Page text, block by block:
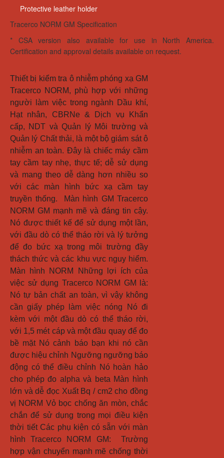
Protective leather holder
Tracerco NORM GM Specification
* CSA version also available for use in North America.
Certification and approval details available on request.
Thiết bị kiểm tra ô nhiễm phóng xạ GM
Tracerco NORM, phù hợp với những
người làm việc trong ngành Dầu khí,
Hạt nhân, CBRNe & Dịch vụ Khẩn
cấp, NDT và Quản lý Môi trường và
Quản lý Chất thải, là một bộ giám sát ô
nhiễm an toàn. Đây là chiếc máy cầm
tay cầm tay nhẹ, thực tế; dễ sử dụng
và mang theo dễ dàng hơn nhiều so
với các màn hình bức xạ cầm tay
truyền thống.  Màn hình GM Tracerco
NORM GM mạnh mẽ và đáng tin cậy.
Nó được thiết kế để sử dụng một lần,
với đầu dò có thể tháo rời và lý tưởng
để đo bức xạ trong môi trường đầy
thách thức và các khu vực nguy hiểm.
Màn hình NORM Những lợi ích của
việc sử dụng Tracerco NORM GM là:
Nó tự bản chất an toàn, vì vậy không
cần giấy phép làm việc nóng Nó đi
kèm với một đầu dò có thể tháo rời,
với 1,5 mét cáp và một đầu quay để đo
bề mặt Nó cảnh báo bạn khi nó cần
được hiệu chỉnh Ngưỡng ngưỡng báo
động có thể điều chỉnh Nó hoàn hảo
cho phép đo alpha và beta Màn hình
lớn và dễ đọc Xuất Bq / cm2 cho đồng
vị NORM Vỏ bọc chống ăn mòn, chắc
chắn để sử dụng trong mọi điều kiện
thời tiết Các phụ kiện có sẵn với màn
hình Tracerco NORM GM:  Trường
hợp vận chuyển mạnh mẽ chống thời